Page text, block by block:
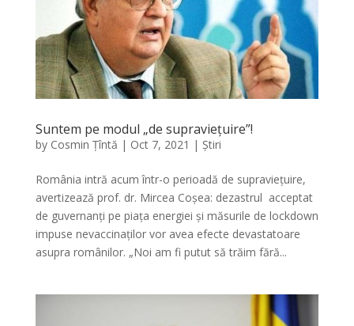
Suntem pe modul „de supraviețuire”!
by Cosmin Țîntă | Oct 7, 2021 | Știri
România intră acum într-o perioadă de supraviețuire,
avertizează prof. dr. Mircea Coșea: dezastrul acceptat
de guvernanți pe piața energiei și măsurile de lockdown
impuse nevaccinaților vor avea efecte devastatoare
asupra românilor. „Noi am fi putut să trăim fără...